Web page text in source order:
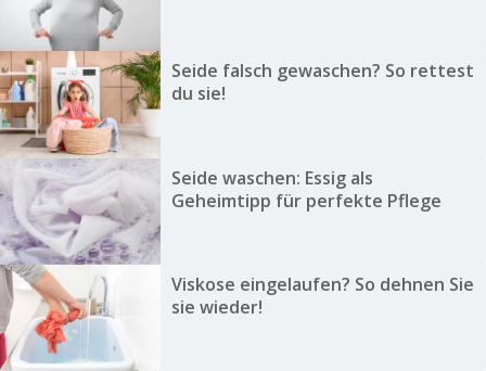
Seide falsch gewaschen? So rettest
du sie!
Seide waschen: Essig als
Geheimtipp für perfekte Pflege
Viskose eingelaufen? So dehnen Sie
sie wieder!